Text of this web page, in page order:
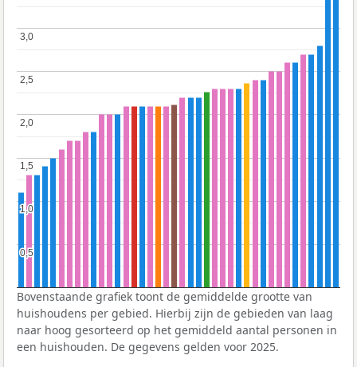
0,5
0,5
1,0
1,0
1,5
1,5
2,0
2,0
2,5
2,5
3,0
3,0
Bovenstaande grafiek toont de gemiddelde grootte van
huishoudens per gebied. Hierbij zijn de gebieden van laag
naar hoog gesorteerd op het gemiddeld aantal personen in
een huishouden. De gegevens gelden voor 2025.